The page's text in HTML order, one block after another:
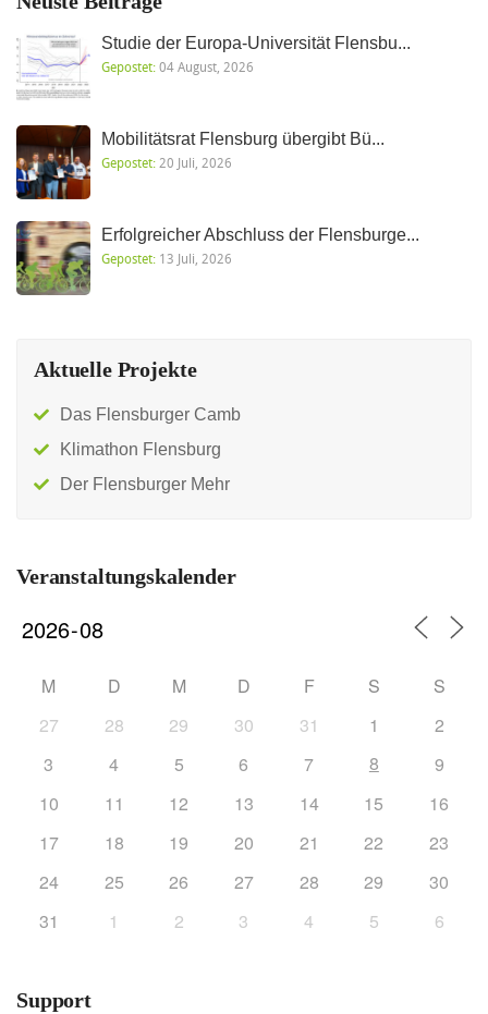
Studie der Europa-Universität Flensbu...
Gepostet:04 August, 2026
Mobilitätsrat Flensburg übergibt Bü...
Gepostet:20 Juli, 2026
Erfolgreicher Abschluss der Flensburge...
Gepostet: 13 Juli, 2026
Aktuelle Projekte
Das Flensburger Camb
Klimathon Flensburg
Der Flensburger Mehr
Veranstaltungskalender
M D M D F S
S
27
28 29 30 31 1
2
3
4 5 6 7 8
9
10
11 12 13 14 15
16
17
18 19 20 21 22
23
24
25 26 27 28 29
30
31
1 2 3 4 5 6
Support